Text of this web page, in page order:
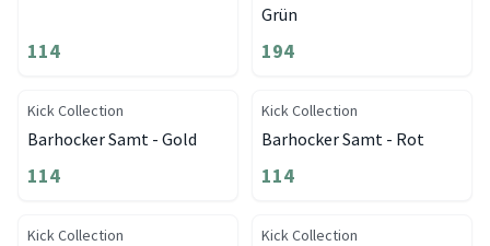
114
Grün
194
Kick Collection
Barhocker Samt - Gold
114
Kick Collection
Barhocker Samt - Rot
114
Kick Collection Kick Collection